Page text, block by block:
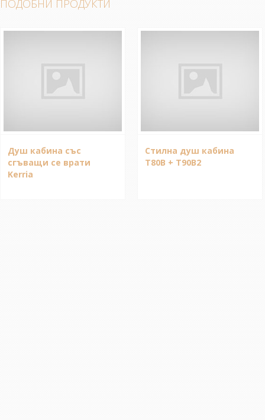
ПОДОБНИ ПРОДУКТИ
Душ кабина със
сгъващи се врати
Kerria
Стилна душ кабина
T80B + T90B2